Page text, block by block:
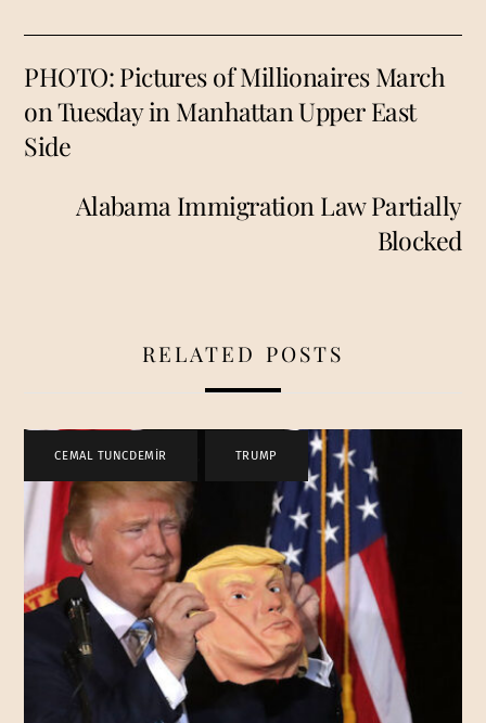
PHOTO: Pictures of Millionaires March
on Tuesday in Manhattan Upper East
Side
Alabama Immigration Law Partially
Blocked
RELATED POSTS
CEMAL TUNCDEMİR TRUMP